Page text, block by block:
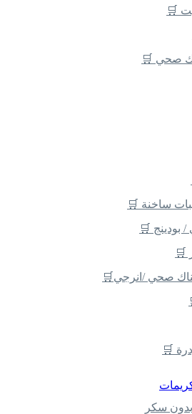
🛒
صحي 🛒
ساخنة 🛒
🛒
🛒
صحي /انرجي🛒
🛒
بدون سكر